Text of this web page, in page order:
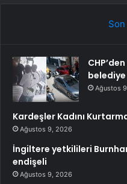
belediye
Ağustos
Kardeşler Kadını
Ağustos 9, 2026
İngiltere yetkilileri
endişeli
Ağustos 9, 2026